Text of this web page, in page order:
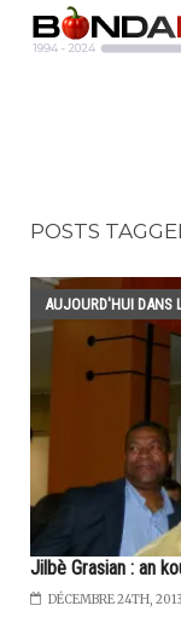
POSTS
AUJOURD'HUI DANS
Jilbè Grasian : an
DÉCEMBRE 24TH, 2013